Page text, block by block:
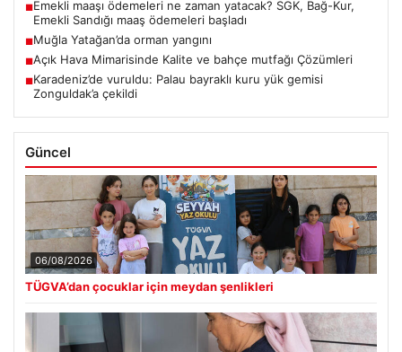
■Emekli maaşı ödemeleri ne zaman yatacak? SGK, Bağ-Kur,
Emekli Sandığı maaş ödemeleri başladı
■Muğla Yatağan’da orman yangını
■Açık Hava Mimarisinde Kalite ve bahçe mutfağı Çözümleri
■Karadeniz’de vuruldu: Palau bayraklı kuru yük gemisi
Zonguldak’a çekildi
Güncel
06/08/2026
TÜGVA’dan çocuklar için meydan şenlikleri